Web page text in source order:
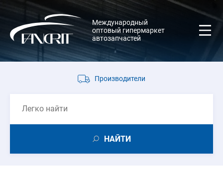
Международный
оптовый гипермаркет
автозапчастей
Производители
НАЙТИ